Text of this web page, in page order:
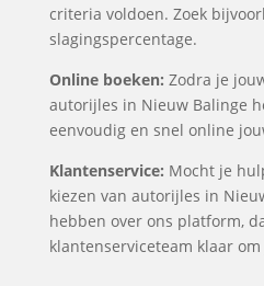
criteria voldoen. Zoek
slagingspercentage.
Online boeken: Zodra je
autorijles in Nieuw Balinge
eenvoudig en snel online
Klantenservice: Mocht je
kiezen van autorijles in
hebben over ons platform,
klantenserviceteam klaar